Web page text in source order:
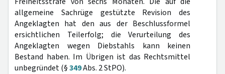
allgemeine Sachrüge gestützte Revision des
Angeklagten hat den aus der Beschlussformel
ersichtlichen Teilerfolg; die Verurteilung des
Angeklagten wegen Diebstahls kann keinen
Bestand haben. Im Übrigen ist das Rechtsmittel
unbegründet (§349Abs. 2 StPO).